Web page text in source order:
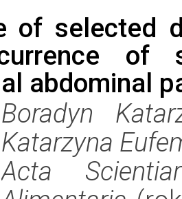
of selected
of
abdominal
Boradyn
Katarzyna
Acta